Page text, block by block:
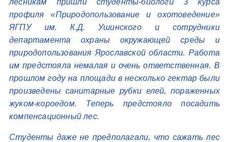
лесникам пришли студенты-биологи 3 курса
профиля «Природопользование и охотоведение»
ЯГПУ им. К.Д. Ушинского и сотрудники
департамента охраны окружающей среды и
природопользования Ярославской области. Работа
им предстояла немалая и очень ответственная. В
прошлом году на площади в несколько гектар были
произведены санитарные рубки елей, пораженных
жуком-короедом. Теперь предстояло посадить
компенсационный лес.
Студенты даже не предполагали, что сажать лес